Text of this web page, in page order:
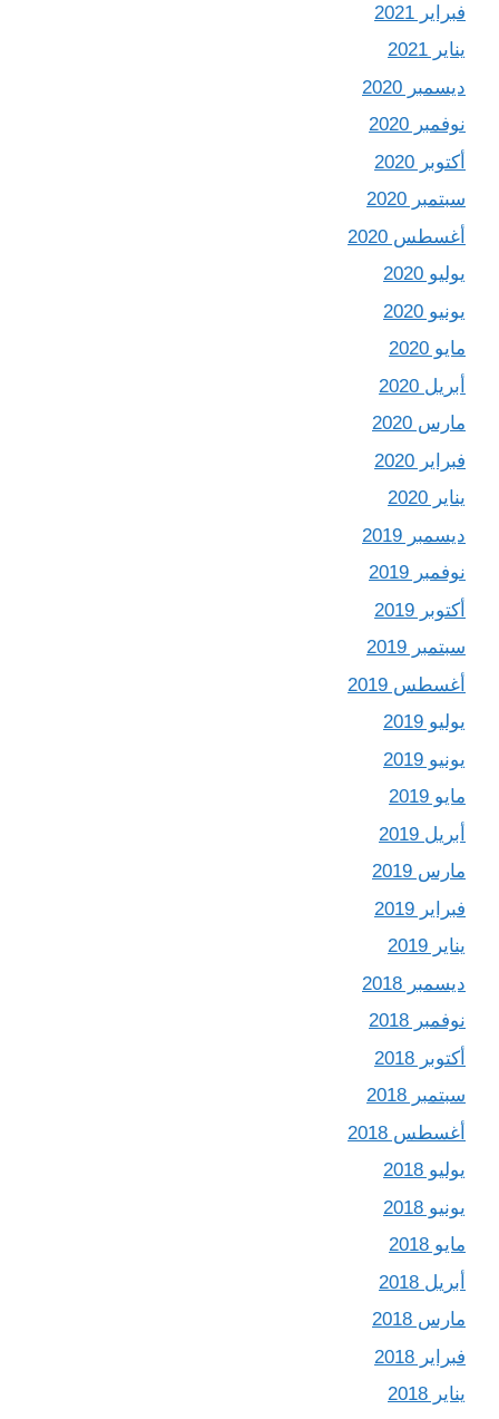
فبراير 2021
يناير 2021
ديسمبر 2020
نوفمبر 2020
أكتوبر 2020
سبتمبر 2020
أغسطس 2020
يوليو 2020
يونيو 2020
مايو 2020
أبريل 2020
مارس 2020
فبراير 2020
يناير 2020
ديسمبر 2019
نوفمبر 2019
أكتوبر 2019
سبتمبر 2019
أغسطس 2019
يوليو 2019
يونيو 2019
مايو 2019
أبريل 2019
مارس 2019
فبراير 2019
يناير 2019
ديسمبر 2018
نوفمبر 2018
أكتوبر 2018
سبتمبر 2018
أغسطس 2018
يوليو 2018
يونيو 2018
مايو 2018
أبريل 2018
مارس 2018
فبراير 2018
يناير 2018